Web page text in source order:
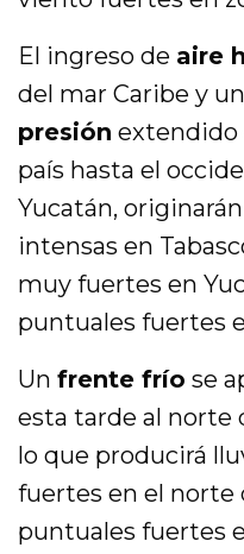
El ingreso de aire
del mar Caribe y un
presión extendido
país hasta el
Yucatán,
intensas en
muy fuertes en
puntuales fuertes
Unfrente frío se
esta tarde al norte
lo que producirá
fuertes en el norte
puntuales fuertes